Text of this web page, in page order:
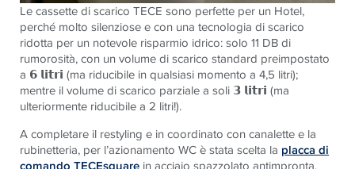
Le cassette di scarico TECE sono perfette per un Hotel,
perché molto silenziose e con una tecnologia di scarico
ridotta per un notevole risparmio idrico: solo 11 DB di
rumorosità, con un volume di scarico standard preimpostato
a 𝟲 𝗹𝗶𝘁𝗿𝗶 (ma riducibile in qualsiasi momento a 4,5 litri);
mentre il volume di scarico parziale a soli 𝟯 𝗹𝗶𝘁𝗿𝗶 (ma
ulteriormente riducibile a 2 litri!).
A completare il restyling e in coordinato con canalette e la
rubinetteria, per l’azionamento WC è stata scelta la placca di
in acciaio spazzolato antimpronta.